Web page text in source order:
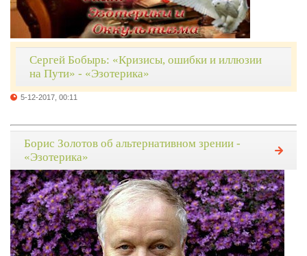
Сергей Бобырь: «Кризисы, ошибки и иллюзии
на Пути» - «Эзотерика»
5-12-2017, 00:11
Борис Золотов об альтернативном зрении -
«Эзотерика»